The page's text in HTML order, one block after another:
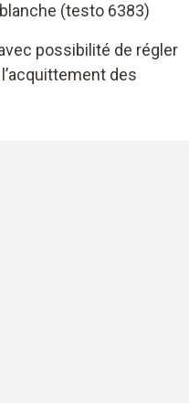
(testo 6383)
possibilité de régler
des